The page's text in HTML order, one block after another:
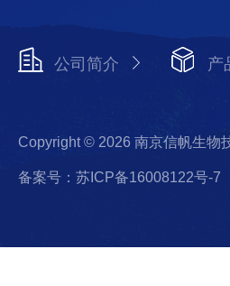
公司简介 产
Copyright © 2026 南京信帆生物
备案号：苏ICP备16008122号-7